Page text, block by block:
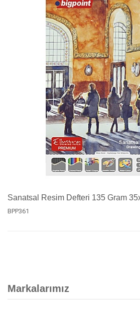
Sanatsal Resim Defteri 135 Gram
BPP361
Markalarımız